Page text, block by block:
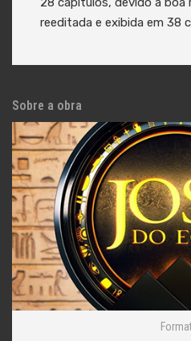
reeditada e exibida em 38
Sobre a obra